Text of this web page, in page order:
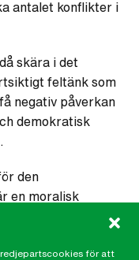
för att
antalet konflikter i
skära i det
feltänk som
negativ påverkan
demokratisk
den
en moralisk